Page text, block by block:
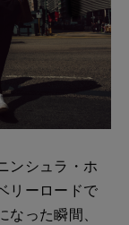
ンシュラ・ホ
リーロードで
った瞬間、